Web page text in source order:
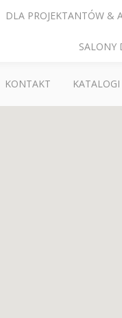
DLA PROJEKTANTÓW &
SALONY
KONTAKT KATALOGI